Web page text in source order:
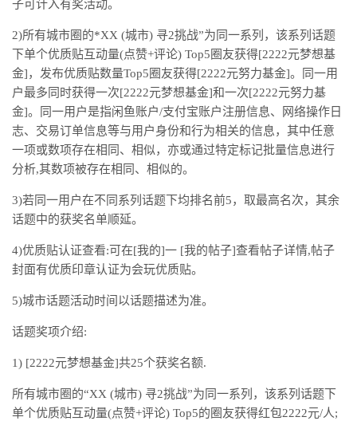
子可计入有奖活动。
2)所有城市圈的*XX (城市) 寻2挑战”为同一系列，该系列话题
下单个优质贴互动量(点赞+评论) Top5圈友获得[2222元梦想基
金]，发布优质贴数量Top5圈友获得[2222元努力基金]。同一用
户最多同时获得一次[2222元梦想基金]和一次[2222元努力基
金]。同一用户是指闲鱼账户/支付宝账户注册信息、网络操作日
志、交易订单信息等与用户身份和行为相关的信息，其中任意
一项或数项存在相同、相似，亦或通过特定标记批量信息进行
分析,其数项被存在相同、相似的。
3)若同一用户在不同系列话题下均排名前5，取最高名次，其余
话题中的获奖名单顺延。
4)优质贴认证查看:可在[我的]一 [我的帖子]查看帖子详情,帖子
封面有优质印章认证为会玩优质贴。
5)城市话题活动时间以话题描述为准。
话题奖项介绍:
1) [2222元梦想基金]共25个获奖名额.
所有城市圈的“XX (城市) 寻2挑战”为同一系列，该系列话题下
单个优质贴互动量(点赞+评论) Top5的圈友获得红包2222元/人;